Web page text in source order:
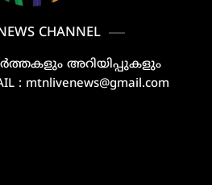
CHANNEL
അറിയിപ്പുകളും
: mtnlivenews@gmail.com